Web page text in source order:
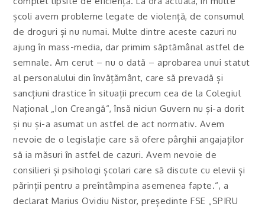
școli avem probleme legate de violență, de consumul
de droguri și nu numai. Multe dintre aceste cazuri nu
ajung în mass-media, dar primim săptămânal astfel de
semnale. Am cerut – nu o dată – aprobarea unui statut
al personalului din învățământ, care să prevadă și
sancțiuni drastice în situații precum cea de la Colegiul
Național „Ion Creangă“, însă niciun Guvern nu și-a dorit
și nu și-a asumat un astfel de act normativ. Avem
nevoie de o legislație care să ofere pârghii angajaților
să ia măsuri în astfel de cazuri. Avem nevoie de
consilieri și psihologi școlari care să discute cu elevii și
părinții pentru a preîntâmpina asemenea fapte.“, a
declarat Marius Ovidiu Nistor, președinte FSE „SPIRU